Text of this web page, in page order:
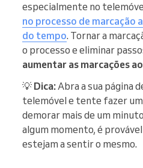
especialmente no
no processo de marcação
do tempo. Tornar a
o processo e eliminar
aumentar as marcações
💡 Dica:Abra a sua página
telemóvel e tente fazer
demorar mais de um
algum momento, é
estejam a sentir o mesmo.